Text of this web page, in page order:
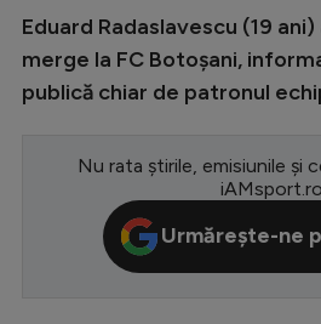
Champions
Conference League
CM 2026
Premier League
Eduard Radaslavescu (19
merge la FC Botoșani,
publică chiar de patronul
Nu rata știrile, emisiunile și
iAMsport.ro
Urmărește-ne